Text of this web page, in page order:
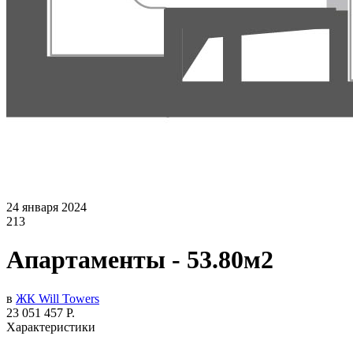
24 января 2024
213
Апартаменты - 53.80м2
в ЖК Will Towers
23 051 457 Р.
Характеристики